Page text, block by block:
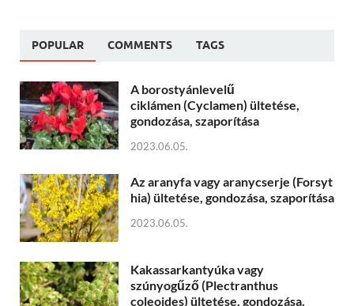
POPULAR COMMENTS TAGS
A borostyánlevelű
ciklámen (Cyclamen) ültetése,
gondozása, szaporítása
2023.06.05.
Az aranyfa vagy aranycserje (Forsyt
hia) ültetése, gondozása, szaporítása
2023.06.05.
Kakassarkantyúka vagy
szúnyogűző (Plectranthus
coleoides) ültetése, gondozása,